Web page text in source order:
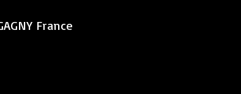
France